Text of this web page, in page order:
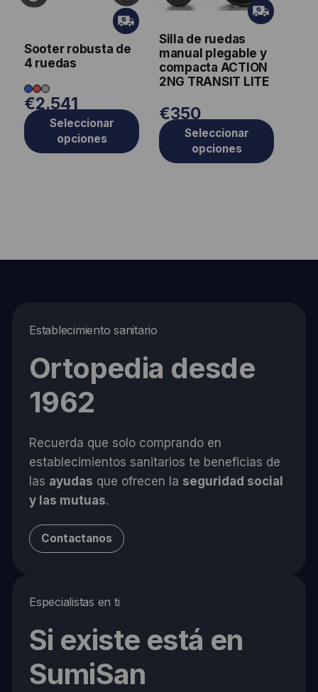
Sooter robusta de
4 ruedas
Gr
ati
s
€2.541
Seleccionar
opciones
pueden
en
la
página
de
Silla de ruedas
manual plegable y
compacta ACTION
2NG TRANSIT LITE
Gr
ati
€350
Seleccionar
opciones
opciones
pueden
elegir
en
la
página
producto
Establecimiento sanitario
Ortopedia desde
1962
Recuerda que solo comprando en
establecimientos sanitarios te beneficias de
las ayudas que ofrecen la seguridad social
y las mutuas.
Contactanos
Especialistas en ti
Si existe está en
SumiSan